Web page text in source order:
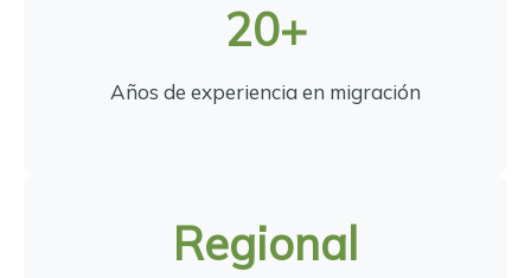
20+
Años de experiencia en migración
Regional